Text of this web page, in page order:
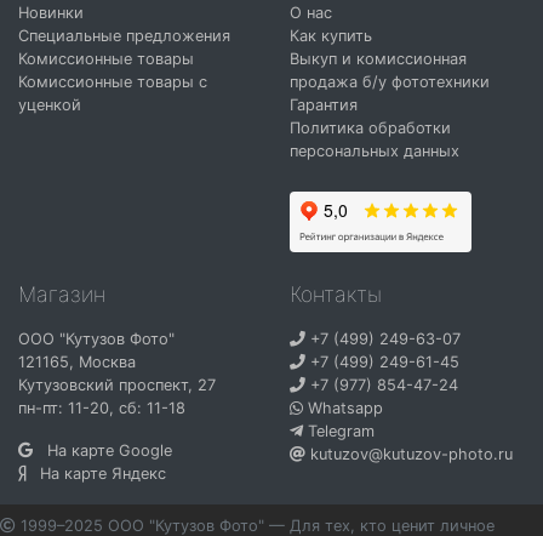
Новинки
Специальные предложения
Комиссионные товары
Комиссионные товары с
уценкой
О нас
Как купить
Выкуп и комиссионная
продажа б/у фототехники
Гарантия
Политика обработки
персональных данных
Магазин
ООО "Кутузов Фото"
121165, Москва
Кутузовский проспект, 27
пн-пт: 11-20, сб: 11-18
На карте Google
На карте Яндекс
Контакты
+7 (499) 249-63-07
+7 (499) 249-61-45
+7 (977) 854-47-24
Whatsapp
Telegram
kutuzov@kutuzov-photo.ru
1999–2025 ООО "Кутузов Фото" — Для тех, кто ценит личное